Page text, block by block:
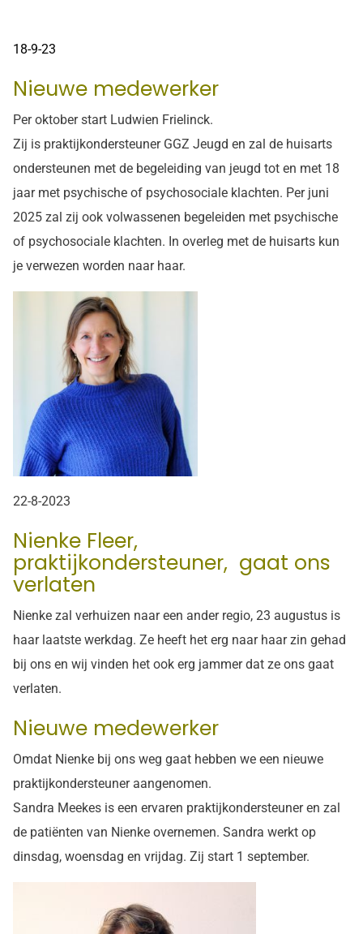
18-9-23
Nieuwe medewerker
Per oktober start Ludwien Frielinck.
Zij is praktijkondersteuner GGZ Jeugd en zal de huisarts
ondersteunen met de begeleiding van jeugd tot en met 18
jaar met psychische of psychosociale klachten. Per juni
2025 zal zij ook volwassenen begeleiden met psychische
of psychosociale klachten. In overleg met de huisarts kun
je verwezen worden naar haar.
22-8-2023
Nienke Fleer,
praktijkondersteuner, gaat ons
verlaten
Nienke zal verhuizen naar een ander regio, 23 augustus is
haar laatste werkdag. Ze heeft het erg naar haar zin gehad
bij ons en wij vinden het ook erg jammer dat ze ons gaat
verlaten.
Nieuwe medewerker
Omdat Nienke bij ons weg gaat hebben we een nieuwe
praktijkondersteuner aangenomen.
Sandra Meekes is een ervaren praktijkondersteuner en zal
de patiënten van Nienke overnemen. Sandra werkt op
dinsdag, woensdag en vrijdag. Zij start 1 september.